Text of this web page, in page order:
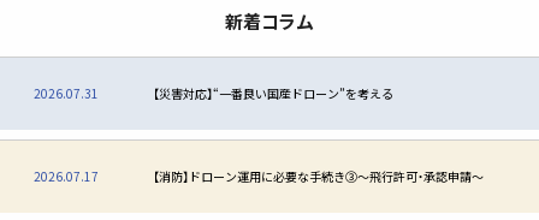
新着コラム
2026.07.31 【災害対応】“一番良い国産ドローン”を考える
2026.07.17 【消防】ドローン運用に必要な手続き③〜飛行許可・承認申請〜